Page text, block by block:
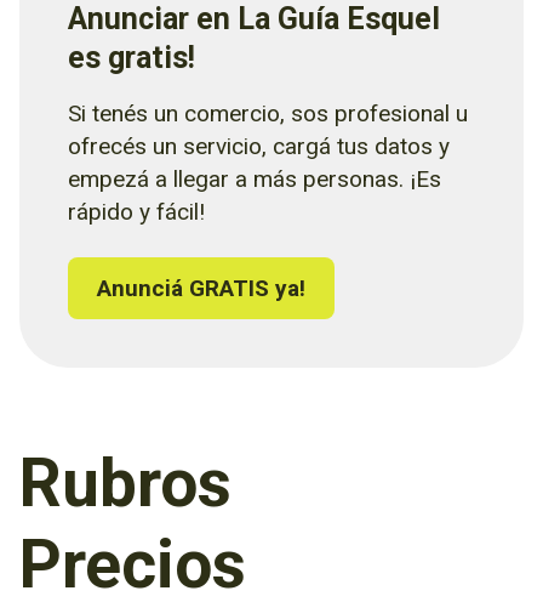
Anunciar en La Guía Esquel
es gratis!
Si tenés un comercio, sos profesional u
ofrecés un servicio, cargá tus datos y
empezá a llegar a más personas. ¡Es
rápido y fácil!
Anunciá GRATIS ya!
Rubros
Precios